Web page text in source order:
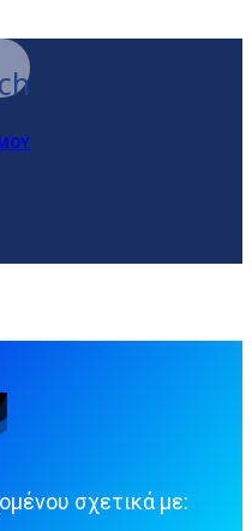
σχετικά με: